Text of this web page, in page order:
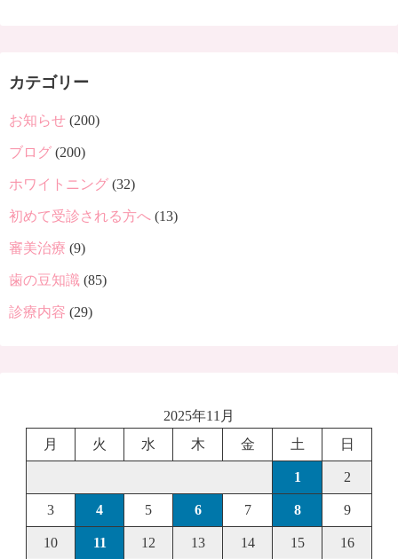
カテゴリー
お知らせ (200)
ブログ (200)
ホワイトニング (32)
初めて受診される方へ (13)
審美治療 (9)
歯の豆知識 (85)
診療内容 (29)
2025年11月
月
火 水 木 金 土 日
1 2
3 4 5 6 7 8 9
10 11 12 13 14 15 16